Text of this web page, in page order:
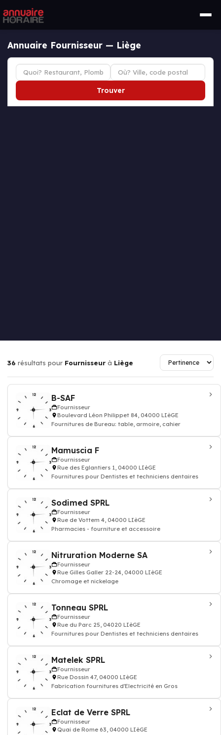
Annuaire Fournisseur — Liège
Trouver
36 résultats pour Fournisseur à Liège
B-SAF
Fournisseur
Boulevard Léon Philippet 84, 04000 LIèGE
Fournitures de Bureau: table, armoire, cahier
Mamuscia F
Fournisseur
Rue des Eglantiers 1, 04000 LIèGE
Fournitures pour Dentistes et techniciens dentaires
Sodimed SPRL
Fournisseur
Rue de Vottem 4, 04000 LIèGE
Pharmacies - fourniture et accessoire
Nitruration Moderne SA
Fournisseur
Rue Gilles Galler 22-24, 04000 LIèGE
Chromage et nickelage
Tonneau SPRL
Fournisseur
Rue du Parc 25, 04020 LIèGE
Fournitures pour Dentistes et techniciens dentaires
Matelek SPRL
Fournisseur
Rue Dossin 47, 04000 LIèGE
Fabrication fournitures d'Electricité en Gros
Eclat de Verre SPRL
Fournisseur
Quai de Rome 63, 04000 LIèGE